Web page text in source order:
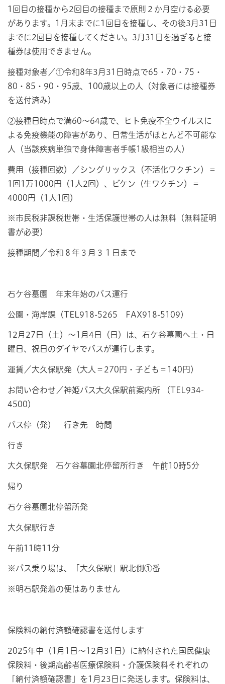
1回目の接種から2回目の接種まで原則２か月空ける必要
があります。1月末までに1回目を接種し、その後3月31日
までに2回目を接種してください。3月31日を過ぎると接
種券は使用できません。
接種対象者／①令和8年3月31日時点で65・70・75・
80・85・90・95歳、100歳以上の人（対象者には接種券
を送付済み）
②接種日時点で満60～64歳で、ヒト免疫不全ウイルスに
よる免疫機能の障害があり、日常生活がほとんど不可能な
人（当該疾病単独で身体障害者手帳1級相当の人）
費用（接種回数）／シングリックス（不活化ワクチン）＝
1回1万1000円（1人2回）、ビケン（生ワクチン）＝
4000円（1人1回）
※市民税非課税世帯・生活保護世帯の人は無料（無料証明
書が必要）
接種期間／令和８年３月３１日まで
石ケ谷墓園 年末年始のバス運行
公園・海岸課（TEL918-5265 FAX918-5109）
12月27日（土）～1月4日（日）は、石ケ谷墓園へ土・日
曜日、祝日のダイヤでバスが運行します。
運賃／大久保駅発（大人＝270円・子ども＝140円）
お問い合わせ／神姫バス大久保駅前案内所 （TEL934-
4500）
バス停（発） 行き先 時間
行き
大久保駅発 石ケ谷墓園北停留所行き 午前10時5分
帰り
石ケ谷墓園北停留所発
大久保駅行き
午前11時11分
※バス乗り場は、「大久保駅」駅北側①番
※明石駅発着の便はありません
保険料の納付済額確認書を送付します
2025年中（1月1日～12月31日）に納付された国民健康
保険料・後期高齢者医療保険料・介護保険料それぞれの
「納付済額確認書」を1月23日に発送します。保険料は、